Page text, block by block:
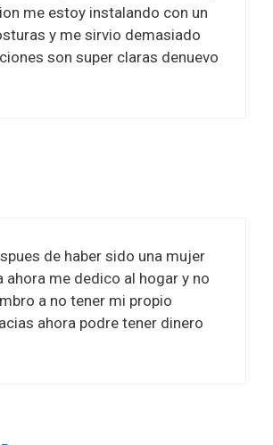
me estoy instalando con un
y me sirvio demasiado
son super claras denuevo
de haber sido una mujer
ahora me dedico al hogar y no
a no tener mi propio
ahora podre tener dinero